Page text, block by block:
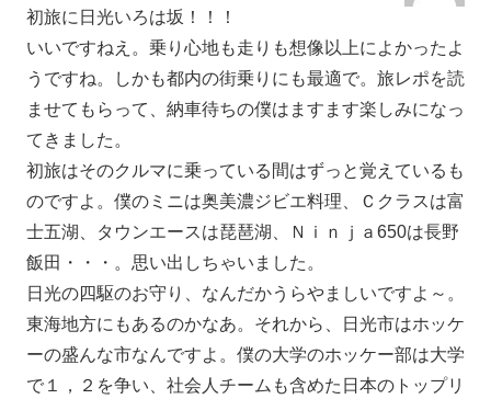
初旅に日光いろは坂！！！
いいですねえ。乗り心地も走りも想像以上によかったよ
うですね。しかも都内の街乗りにも最適で。旅レポを読
ませてもらって、納車待ちの僕はますます楽しみになっ
てきました。
初旅はそのクルマに乗っている間はずっと覚えているも
のですよ。僕のミニは奥美濃ジビエ料理、Ｃクラスは富
士五湖、タウンエースは琵琶湖、Ｎｉｎｊａ650は長野
飯田・・・。思い出しちゃいました。
日光の四駆のお守り、なんだかうらやましいですよ～。
東海地方にもあるのかなあ。それから、日光市はホッケ
ーの盛んな市なんですよ。僕の大学のホッケー部は大学
で１，２を争い、社会人チームも含めた日本のトップリ